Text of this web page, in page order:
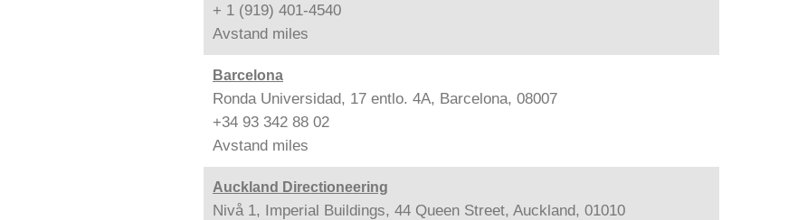
+ 1 (919) 401-4540
Avstand miles
Barcelona
Ronda Universidad, 17 entlo. 4A, Barcelona, 08007
+34 93 342 88 02
Avstand miles
Auckland Directioneering
Nivå 1, Imperial Buildings, 44 Queen Street, Auckland, 01010